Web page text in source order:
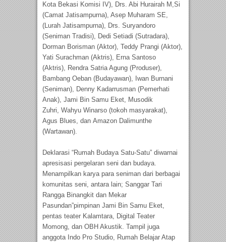
Kota Bekasi Komisi IV), Drs. Abi Hurairah M,Si
(Camat Jatisampurna), Asep Muharam SE,
(Lurah Jatisampurna), Drs. Suryandoro
(Seniman Tradisi), Dedi Setiadi (Sutradara),
Dorman Borisman (Aktor), Teddy Prangi (Aktor),
Yati Surachman (Aktris), Erna Santoso
(Aktris), Rendra Satria Agung (Produser),
Bambang Oeban (Budayawan), Iwan Burnani
(Seniman), Denny Kadarrusman (Pemerhati
Anak), Jami Bin Samu Eket, Musodik
Zuhri, Wahyu Winarso (tokoh masyarakat),
Agus Blues, dan Amazon Dalimunthe
(Wartawan).
Deklarasi “Rumah Budaya Satu-Satu” diwarnai
apresisasi pergelaran seni dan budaya.
Menampilkan karya para seniman dari berbagai
komunitas seni, antara lain; Sanggar Tari
Rangga Binangkit dan Mekar
Pasundan”pimpinan Jami Bin Samu Eket,
pentas teater Kalamtara, Digital Teater
Momong, dan OBH Akustik. Tampil juga
anggota Indo Pro Studio, Rumah Belajar Atap